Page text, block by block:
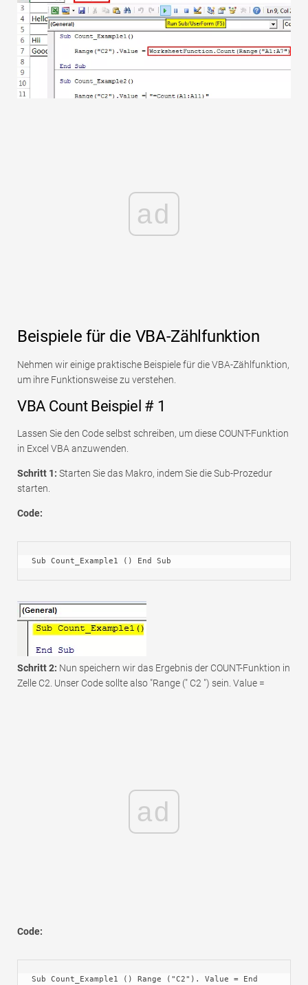
ad
Beispiele für die VBA-Zählfunktion
Nehmen wir einige praktische Beispiele für die VBA-Zählfunktion,
um ihre Funktionsweise zu verstehen.
VBA Count Beispiel # 1
Lassen Sie den Code selbst schreiben, um diese COUNT-Funktion
in Excel VBA anzuwenden.
Schritt 1: Starten Sie das Makro, indem Sie die Sub-Prozedur
starten.
Code:
Sub Count_Example1 () End Sub
Schritt 2: Nun speichern wir das Ergebnis der COUNT-Funktion in
Zelle C2. Unser Code sollte also "Range (" C2 ") sein. Value =
ad
Code:
Sub Count_Example1 () Range ("C2"). Value = End